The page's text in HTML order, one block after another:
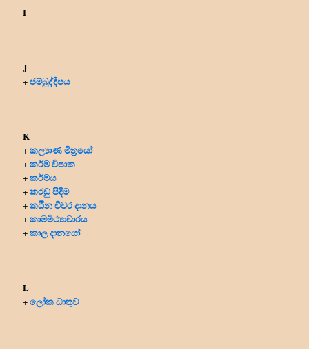
I
J
+ජම්බුද්දීපය
K
+කල්‍යාණ මිත්‍රයෝ
+කර්ම විපාක
+කර්මය
+කරඩු පිදිම
+කඨින චීවර දානය
+කාමමිථ්‍යාචාරය
+කාල දානයෝ
L
+ලෝක ධාතුව